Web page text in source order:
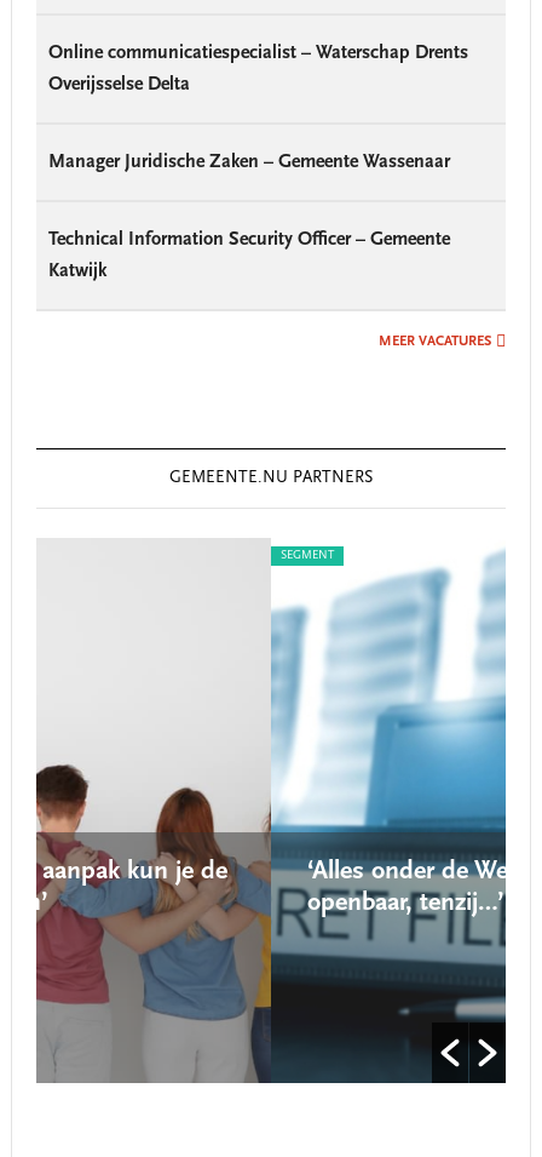
Online communicatiespecialist – Waterschap Drents
Overijsselse Delta
Manager Juridische Zaken – Gemeente Wassenaar
Technical Information Security Officer – Gemeente
Katwijk
MEER VACATURES
GEMEENTE.NU PARTNERS
‘Alles onder de Wet open overheid is
openbaar, tenzij…’